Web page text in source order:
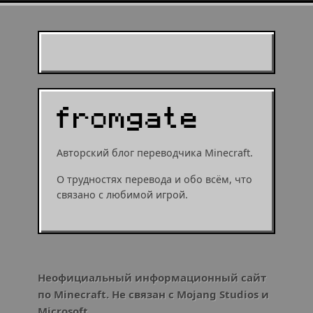
Авторский блог переводчика Minecraft.
О трудностях перевода и обо всём, что
связано с любимой игрой.
муушрумом или мушрумом
Неофициальный информационный сайт
по Minecraft. Не связан с Mojang Studios и